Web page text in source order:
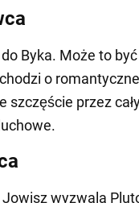
Byka. Może to
o
szczęście przez
wyzwala